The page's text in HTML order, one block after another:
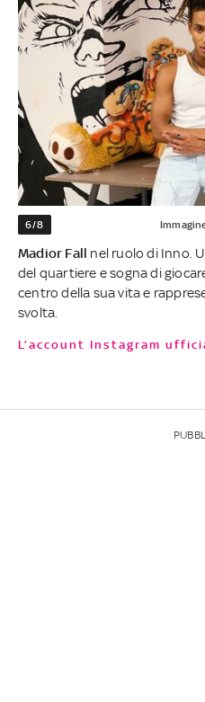
6/8
Madior Fall nel ruolo di Inno.
del quartiere e sogna di
centro della sua vita e
svolta.
L’account Instagram